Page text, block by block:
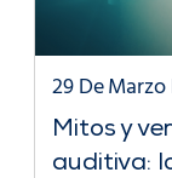
Mitos y
auditiva:
29 De